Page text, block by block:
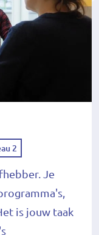
2
Je
is jouw taak